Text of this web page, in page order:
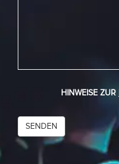
HINWEISE ZUR